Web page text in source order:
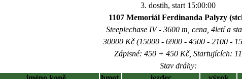
3. dostih, start 15:00:00
1107 Memoriál Ferdinanda Palyzy
Steeplechase IV - 3600 m, cena, 4letí a
30000 Kč (15000 - 6900 - 4500 - 2100 -
Zápisné: 450 + 450 Kč, Startujících: 11
Stav dráhy: